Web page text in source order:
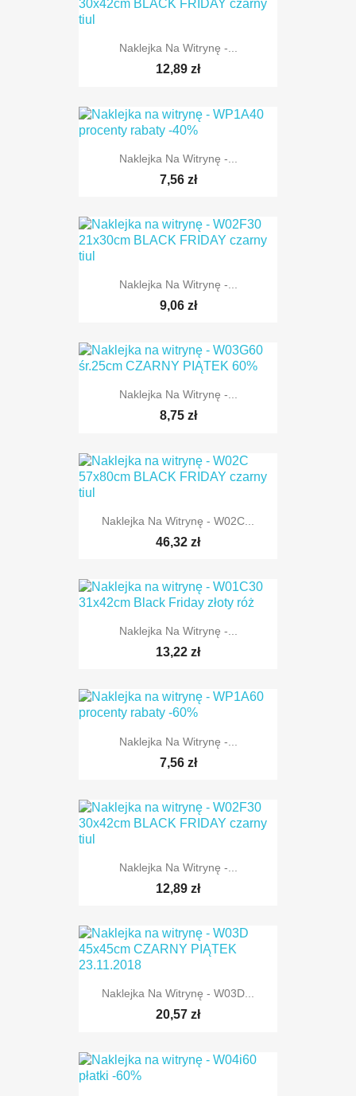
Naklejka Na Witrynę -...
12,89 zł
Naklejka Na Witrynę -...
7,56 zł
Naklejka Na Witrynę -...
9,06 zł
Naklejka Na Witrynę -...
8,75 zł
Naklejka Na Witrynę - W02C...
46,32 zł
Naklejka Na Witrynę -...
13,22 zł
Naklejka Na Witrynę -...
7,56 zł
Naklejka Na Witrynę -...
12,89 zł
Naklejka Na Witrynę - W03D...
20,57 zł